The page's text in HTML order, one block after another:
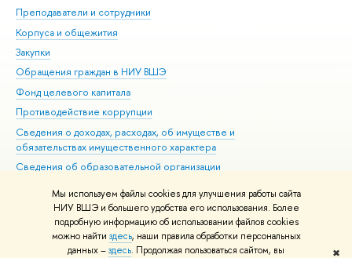
Мы используем файлы cookies для улучшения работы сайта
НИУ ВШЭ и большего удобства его использования. Более
подробную информацию об использовании файлов cookies
можно найти здесь, наши правила обработки персональных
данных –здесь. Продолжая пользоваться сайтом, вы ✖
Преподаватели и сотрудники
Корпуса и общежития
Закупки
Обращения граждан в НИУ ВШЭ
Фонд целевого капитала
Противодействие коррупции
Сведения о доходах, расходах, об имуществе и
обязательствах имущественного характера
Сведения об образовательной организации
Людям с ограниченными возможностями здоровья
Единая платежная страница
Работа в Вышке